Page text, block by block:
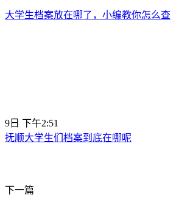
大学生档案放在哪了，小编教你怎么查
9日 下午2:51
抚顺大学生们档案到底在哪呢
下一篇